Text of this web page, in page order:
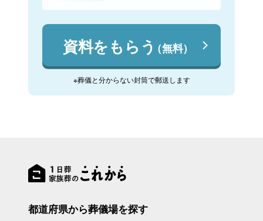
資料をもらう（無料）
※葬儀と分からない封筒で郵送します
都道府県から葬儀場を探す